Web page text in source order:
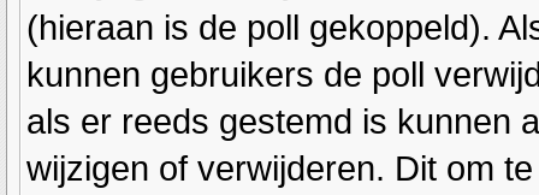
(hieraan is de poll gekoppeld).
kunnen gebruikers de poll
als er reeds gestemd is kunnen
wijzigen of verwijderen. Dit om